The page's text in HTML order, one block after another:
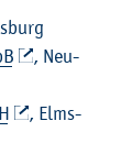
, Neu­
, Elms­